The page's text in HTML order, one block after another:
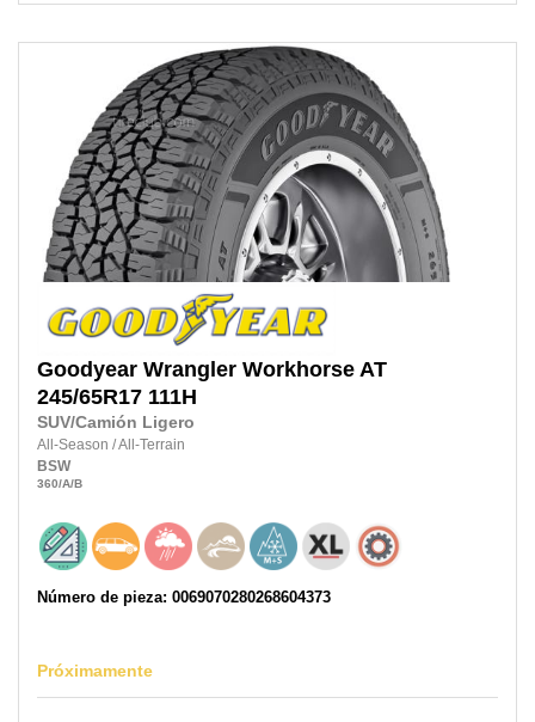
Goodyear Wrangler Workhorse AT
245/65R17 111H
SUV/Camión Ligero
All-Season /All-Terrain
BSW
360/A/B
Número de pieza: 0069070280268604373
Próximamente